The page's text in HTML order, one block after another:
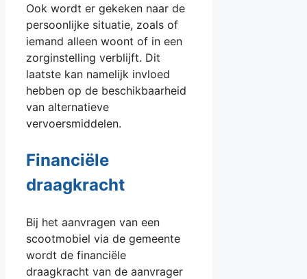
Ook wordt er gekeken naar de
persoonlijke situatie, zoals of
iemand alleen woont of in een
zorginstelling verblijft. Dit
laatste kan namelijk invloed
hebben op de beschikbaarheid
van alternatieve
vervoersmiddelen.
Financiële
draagkracht
Bij het aanvragen van een
scootmobiel via de gemeente
wordt de financiële
draagkracht van de aanvrager